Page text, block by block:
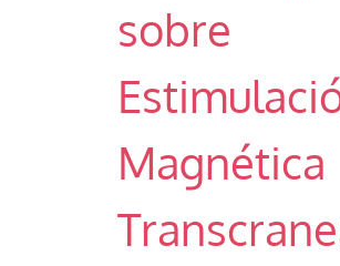
sobre
Magnética